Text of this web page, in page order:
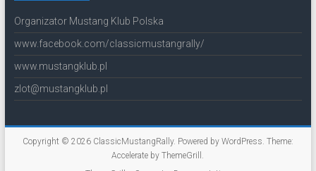
Organizator Mustang Klub Polska
www.facebook.com/classicmustangrally/
www.mustangklub.pl
zlot@mustangklub.pl
Copyright © 2026 ClassicMustangRally. Powered by WordPress . Theme:
Accelerate byThemeGrill